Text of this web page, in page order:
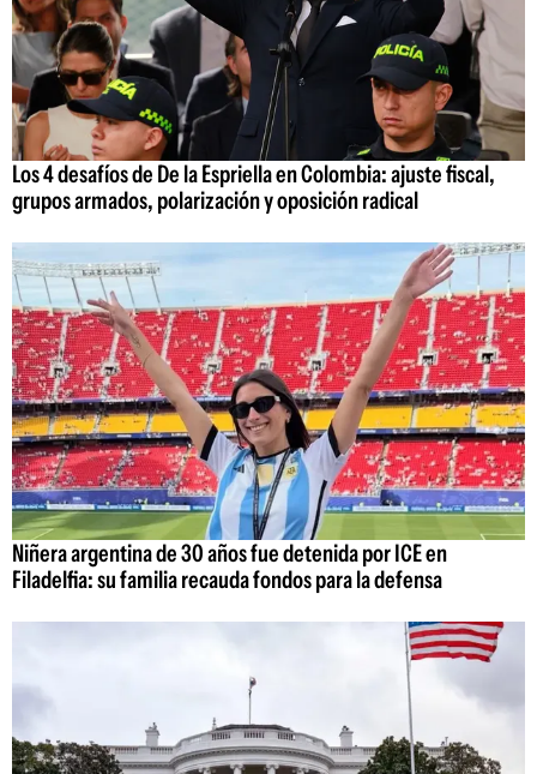
Los 4 desafíos de De la Espriella en Colombia: ajuste fiscal,
grupos armados, polarización y oposición radical
Niñera argentina de 30 años fue detenida por ICE en
Filadelfia: su familia recauda fondos para la defensa